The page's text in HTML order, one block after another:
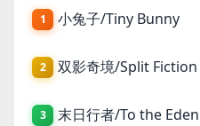
1 小兔子/Tiny Bunny
2
3 末日行者/To the Eden